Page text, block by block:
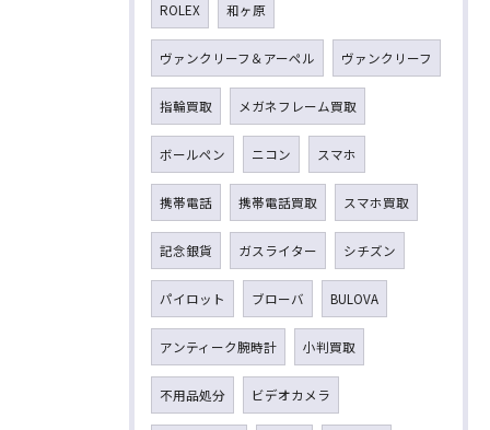
ROLEX 和ヶ原
ヴァンクリーフ＆アーペル ヴァンクリーフ
指輪買取 メガネフレーム買取
ボールペン ニコン スマホ
携帯電話 携帯電話買取 スマホ買取
記念銀貨 ガスライター シチズン
パイロット ブローバ BULOVA
アンティーク腕時計 小判買取
不用品処分 ビデオカメラ